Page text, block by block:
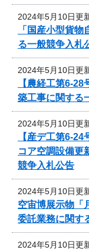
2024年5月10日更
「国産小型貨
る一般競争入札
2024年5月10日更
【農経工第6-
築工事に関する
2024年5月10日更
【産デ工第6-
コア空調設備更
競争入札公告
2024年5月10日更
空宙博展示物「
委託業務に関す
2024年5月10日更